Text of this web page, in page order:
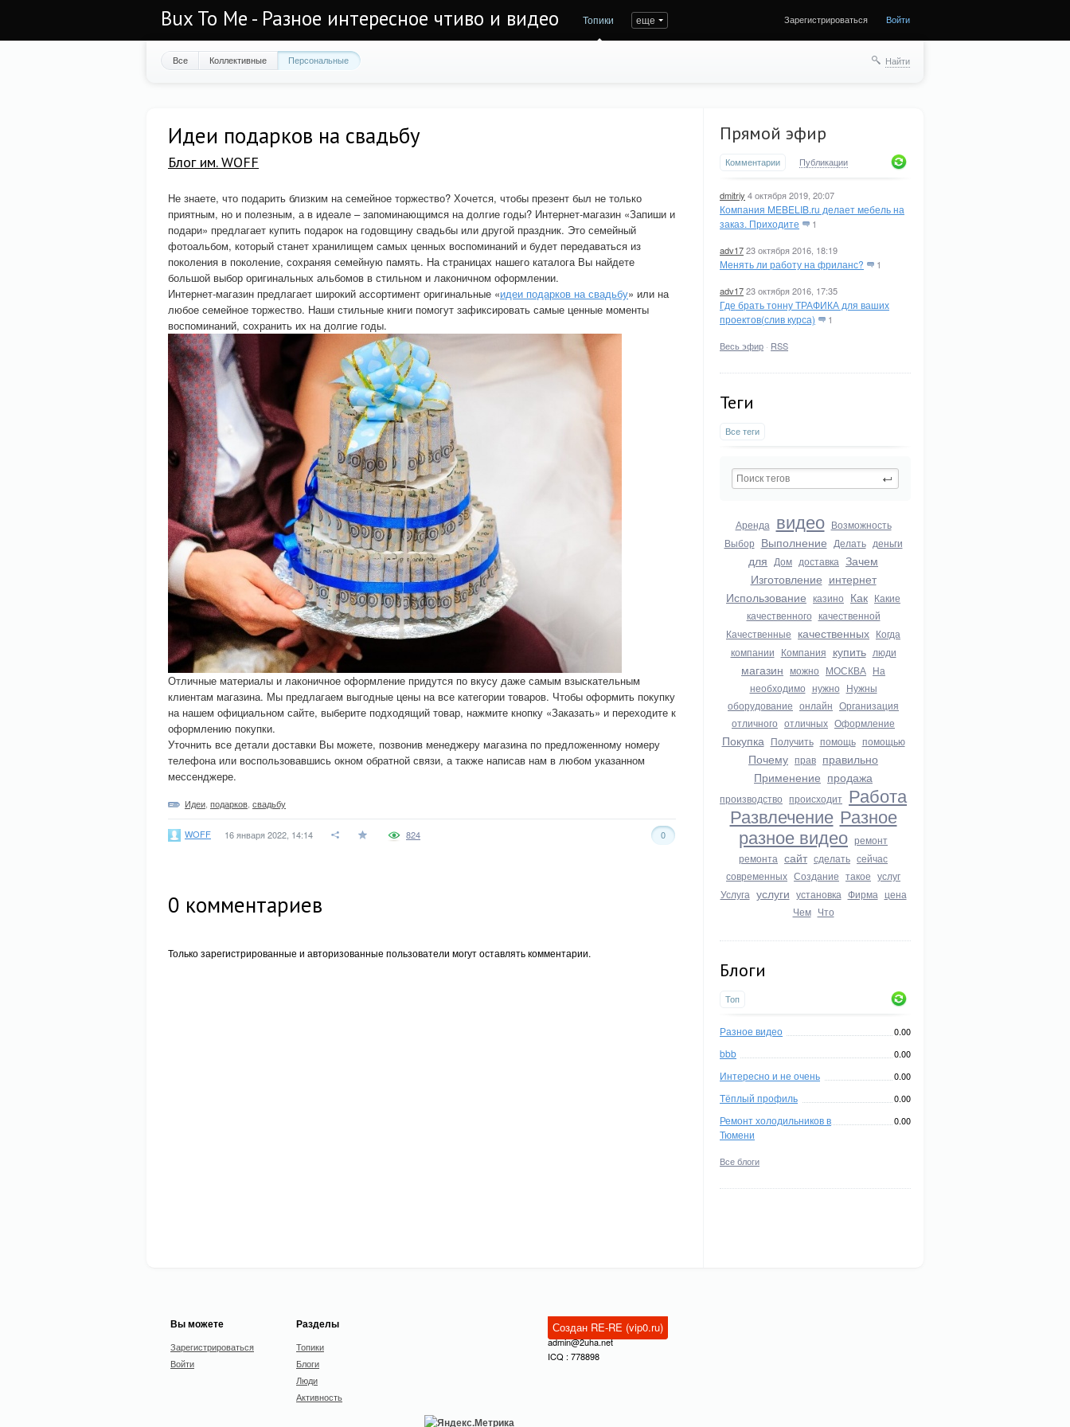
Bux To Me - Разное интересное чтиво и видео Топики еще Зарегистрироваться Войти
Все Коллективные Персональные Найти
Прямой эфир
Комментарии Публикации
dmitriy 4 октября 2019, 20:07
Компания MEBELIB.ru делает мебель на
заказ. Приходите
1
adv1723 октября 2016, 18:19
Менять ли работу на фриланс? 1
adv1723 октября 2016, 17:35
Где брать тонну ТРАФИКА для ваших
проектов(слив курса)
1
Весь эфир · RSS
Теги
Все теги
Аренда видео Возможность
Выбор Выполнение Делать деньги
для Дом доставка Зачем
Изготовление интернет
Использование казино Как Какие
качественного качественной
Качественные качественных Когда
компании Компания купить люди
магазин можно МОСКВА На
необходимо нужно Нужны
оборудование онлайн Организация
отличного отличных Оформление
Покупка Получить помощь помощью
Почему прав правильно
Применение продажа
производство происходит Работа
Развлечение Разное
разное видео ремонт
ремонта сайт сделать сейчас
современных Создание такое услуг
Услуга услуги установка Фирма цена
Чем Что
Блоги
Топ
Разное видео 0.00
bbb 0.00
Интересно и не очень 0.00
Тёплый профиль 0.00
Ремонт холодильников в
Тюмени
0.00
Все блоги
Идеи подарков на свадьбу
Блог им. WOFF
Не знаете, что подарить близким на семейное торжество? Хочется, чтобы презент был не только
приятным, но и полезным, а в идеале – запоминающимся на долгие годы? Интернет-магазин «Запиши и
подари» предлагает купить подарок на годовщину свадьбы или другой праздник. Это семейный
фотоальбом, который станет хранилищем самых ценных воспоминаний и будет передаваться из
поколения в поколение, сохраняя семейную память. На страницах нашего каталога Вы найдете
большой выбор оригинальных альбомов в стильном и лаконичном оформлении.
Интернет-магазин предлагает широкий ассортимент оригинальные «идеи подарков на свадьбу» или на
любое семейное торжество. Наши стильные книги помогут зафиксировать самые ценные моменты
воспоминаний, сохранить их на долгие годы.
Отличные материалы и лаконичное оформление придутся по вкусу даже самым взыскательным
клиентам магазина. Мы предлагаем выгодные цены на все категории товаров. Чтобы оформить покупку
на нашем официальном сайте, выберите подходящий товар, нажмите кнопку «Заказать» и переходите к
оформлению покупки.
Уточнить все детали доставки Вы можете, позвонив менеджеру магазина по предложенному номеру
телефона или воспользовавшись окном обратной связи, а также написав нам в любом указанном
мессенджере.
Идеи подарков свадьбу
WOFF 16 января 2022, 14:14 0
824
0 комментариев
Только зарегистрированные и авторизованные пользователи могут оставлять комментарии.
Вы можете
Зарегистрироваться
Войти
Разделы
Топики
Блоги
Люди
Активность
Создан RE-RE (vip0.ru)
admin@2uha.net
ICQ : 778898